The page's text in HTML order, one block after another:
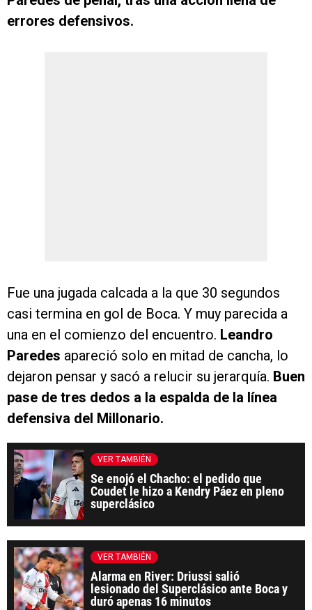
errores defensivos.
Fue una jugada calcada a la que 30 segundos
casi termina en gol de Boca. Y muy parecida a
una en el comienzo del encuentro. Leandro
Paredes apareció solo en mitad de cancha, lo
dejaron pensar y sacó a relucir su jerarquía. Buen
pase de tres dedos a la espalda de la línea
defensiva del Millonario.
VER TAMBIÉN
Se enojó el Chacho: el pedido que
Coudet le hizo a Kendry Páez en pleno
superclásico
VER TAMBIÉN
Alarma en River: Driussi salió
lesionado del Superclásico ante Boca y
duró apenas 16 minutos